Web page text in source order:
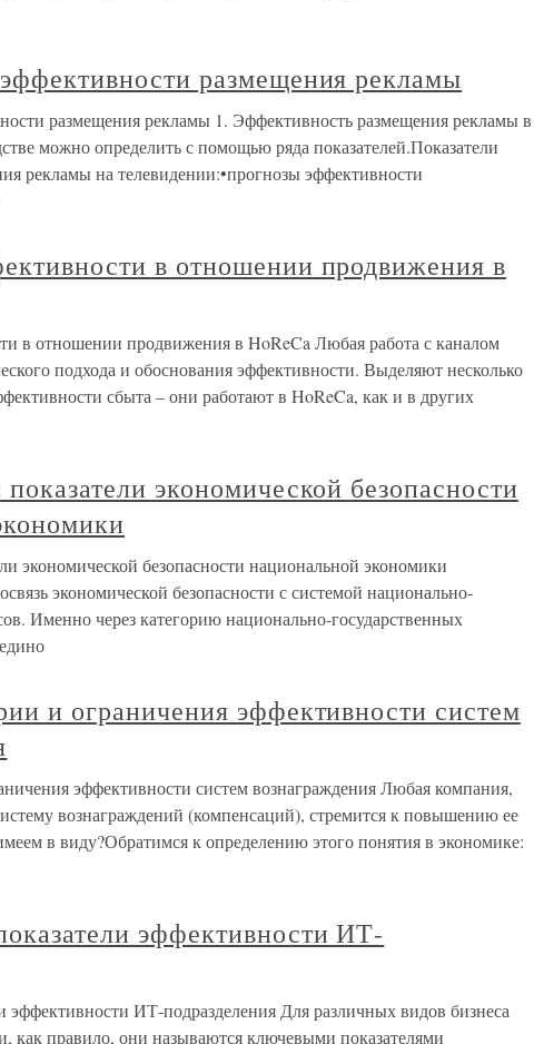
размещения рекламы
размещения рекламы 1. Эффективность размещения рекламы в
можно определить с помощью ряда показателей.Показатели
рекламы на телевидении:•прогнозы эффективности
в отношении продвижения в
в отношении продвижения в HoReCa Любая работа с каналом
подхода и обоснования эффективности. Выделяют несколько
сбыта – они работают в HoReCa, как и в других
экономической безопасности
экономической безопасности национальной экономики
экономической безопасности с системой национально-
Именно через категорию национально-государственных
и ограничения эффективности систем
эффективности систем вознаграждения Любая компания,
вознаграждений (компенсаций), стремится к повышению ее
в виду?Обратимся к определению этого понятия в экономике:
эффективности ИТ-
эффективности ИТ-подразделения Для различных видов бизнеса
как правило, они называются ключевыми показателями